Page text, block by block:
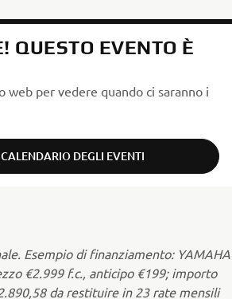
QUESTO EVENTO È
web per vedere quando ci saranno i
DEGLI EVENTI
Esempio di finanziamento: YAMAHA
€2.999 f.c., anticipo €199; importo
da restituire in 23 rate mensili